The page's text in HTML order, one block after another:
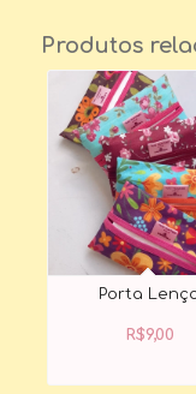
Produtos
Porta
R$9,00